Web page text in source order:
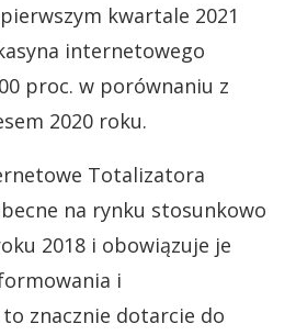
kwartale 2021
internetowego
proc. w porównaniu z
2020 roku.
Totalizatora
na rynku stosunkowo
2018 i obowiązuje je
i
znacznie dotarcie do